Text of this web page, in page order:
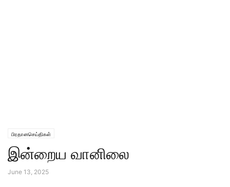
பிரதானசெய்திகள்
இன்றைய வானிலை
June 13, 2025